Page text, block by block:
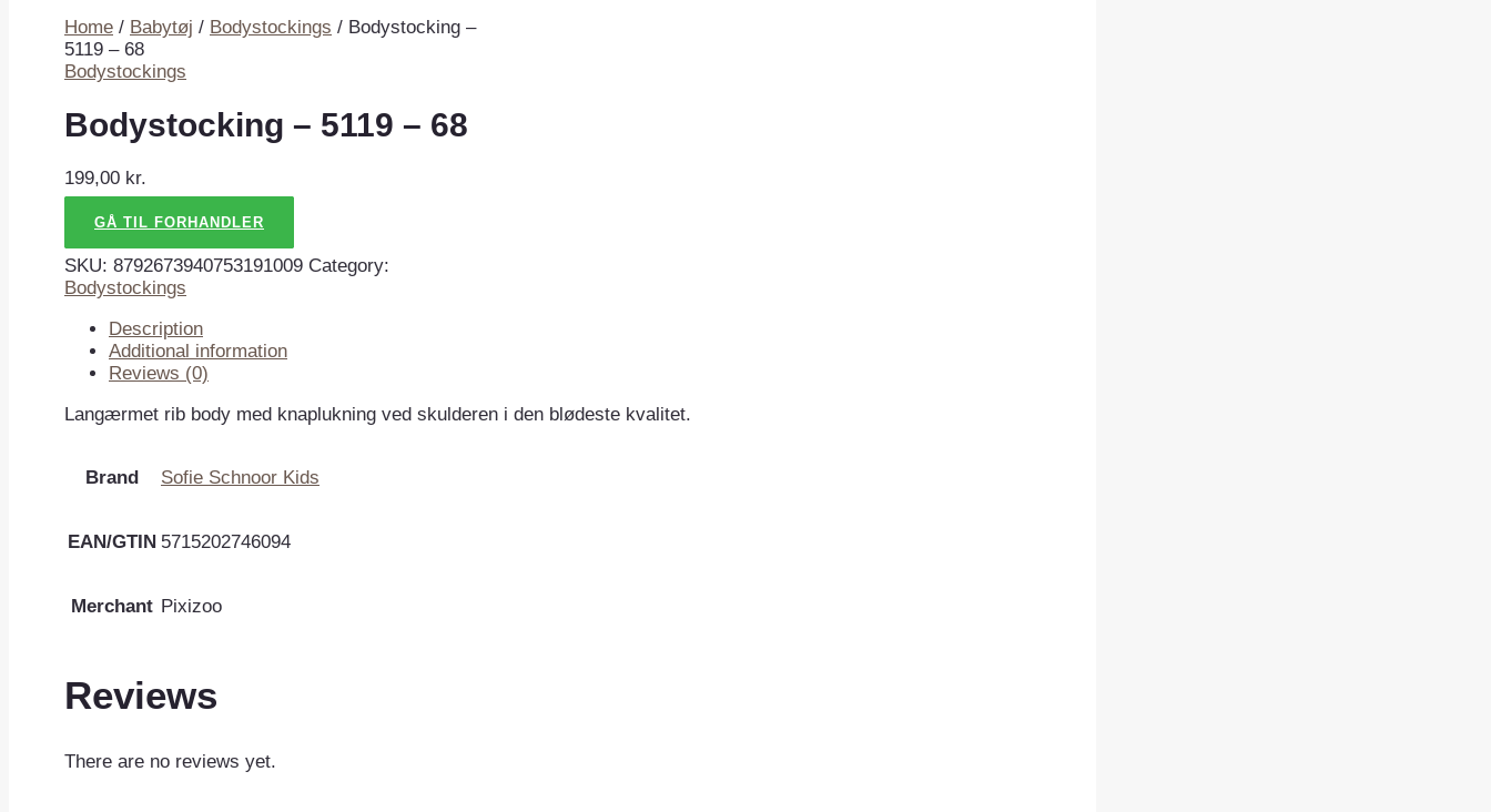
Home / Babytøj / Bodystockings / Bodystocking –
5119 – 68
Bodystockings
Bodystocking – 5119 – 68
199,00 kr.
GÅ TIL FORHANDLER
SKU: 8792673940753191009 Category:
Bodystockings
Description
Additional information
Reviews (0)
Langærmet rib body med knaplukning ved skulderen i den blødeste kvalitet.
Brand Sofie Schnoor Kids
EAN/GTIN 5715202746094
Merchant Pixizoo
Reviews
There are no reviews yet.